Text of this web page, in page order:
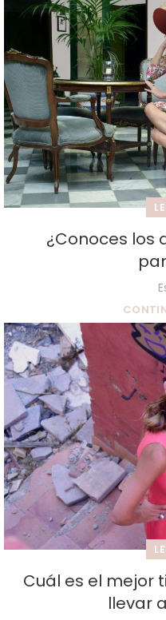
¿Conoces los
Cuál es el mejor
llevar